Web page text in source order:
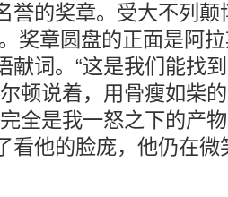
誉的奖章。受大不列
奖章圆盘的正面是阿
献词。“这是我们能找
顿说着，用骨瘦如柴
全是我一怒之下的产
看他的脸庞，他仍在